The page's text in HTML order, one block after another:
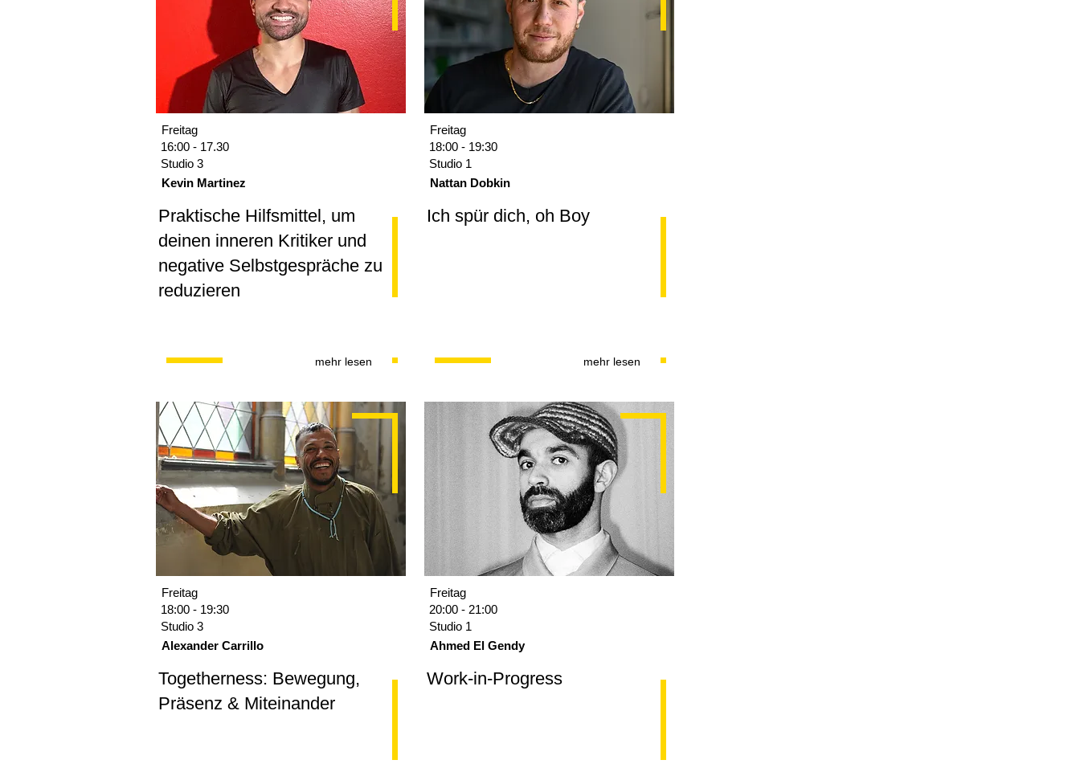
Freitag
16:00 - 17.30
Studio 3
Kevin Martinez
Praktische Hilfsmittel, um
deinen inneren Kritiker und
negative Selbstgespräche zu
reduzieren
mehr lesen
Freitag
18:00 - 19:30
Studio 3
Alexander Carrillo
Togetherness: Bewegung,
Präsenz & Miteinander
Freitag
18:00 - 19:30
Studio 1
Nattan Dobkin
Ich spür dich, oh Boy
mehr lesen
Freitag
20:00 - 21:00
Studio 1
Ahmed El Gendy
Work-in-Progress